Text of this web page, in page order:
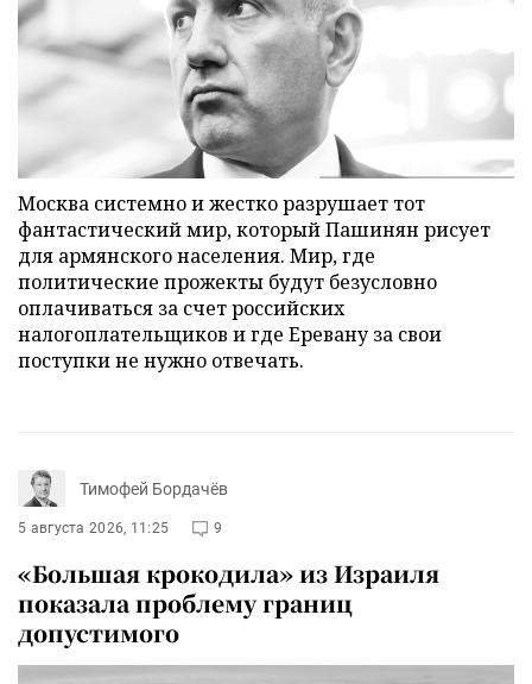
Москва системно и жестко разрушает тот
фантастический мир, который Пашинян рисует
для армянского населения. Мир, где
политические прожекты будут безусловно
оплачиваться за счет российских
налогоплательщиков и где Еревану за свои
поступки не нужно отвечать.
Тимофей Бордачёв
5 августа 2026, 11:25 9
«Большая крокодила» из Израиля
показала проблему границ
допустимого